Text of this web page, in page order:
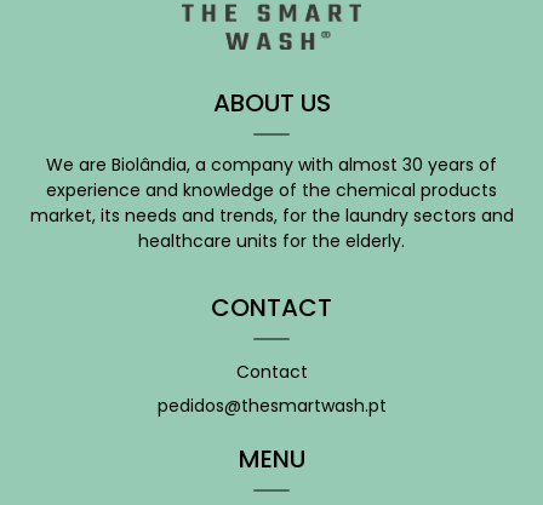
ABOUT US
We are Biolândia, a company with almost 30 years of
experience and knowledge of the chemical products
market, its needs and trends, for the laundry sectors and
healthcare units for the elderly.
CONTACT
Contact
pedidos@thesmartwash.pt
MENU